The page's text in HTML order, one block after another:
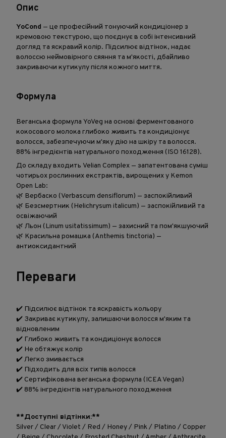
Опис
YoCond — це професійний тонуючий кондиціонер з
кремовою текстурою, що поєднує в собі інтенсивний
догляд та яскравий колір. Підсилює відтінок, надає
волоссю неймовірного сяяння та м'якості, дбайливо
закриваючи кутикулу після кожного миття.
Формула
Веганська формула YoVeg на основі ферментованого
кокосового молока глибоко живить та кондиціонує
волосся, забезпечуючи м'яку дію на шкіру та волосся.
88% інгредієнтів натурального походження (ISO 16128).
До складу входить Velian Complex — запатентована суміш
чотирьох рослинних екстрактів, вирощених у Kemon
Open Lab:
🌿 Вербаско (Verbascum densiflorum) — заспокійливий
🌿 Безсмертник (Helichrysum italicum) — заспокійливий та
освіжаючий
🌿 Льон (Linum usitatissimum) — захисний та пом'якшуючий
🌿 Красильна ромашка (Anthemis tinctoria) —
антиоксидантний
Переваги
✔️ Підсилює відтінок та яскравість кольору
✔️ Закриває кутикулу, залишаючи волосся м'яким та
відновленим
✔️ Глибоко живить та кондиціонує волосся
✔️ Не обтяжує колір
✔️ Легко змивається
✔️ Підходить для всіх типів волосся
✔️ Сертифікована веганська формула (ICEA Vegan)
✔️ 88% інгредієнтів натурального походження
**Доступні відтінки:**
Silver / Clear / Violet / Red / Honey / Pink / Platino / Copper